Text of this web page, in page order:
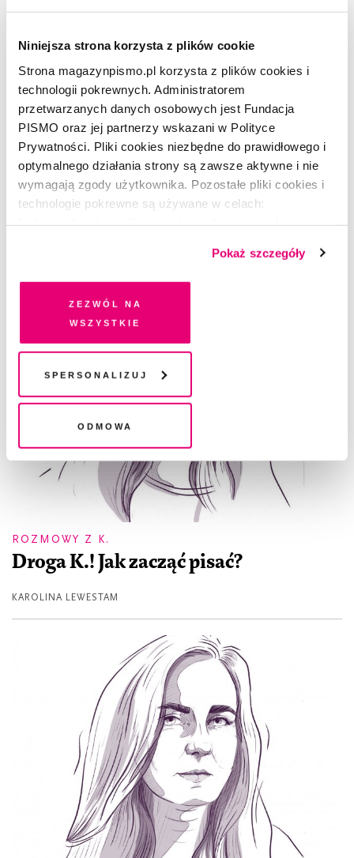
Niniejsza strona korzysta z plików cookie
Strona magazynpismo.pl korzysta z plików cookies i
technologii pokrewnych. Administratorem
przetwarzanych danych osobowych jest Fundacja
PISMO oraz jej partnerzy wskazani w Polityce
Prywatności. Pliki cookies niezbędne do prawidłowego i
optymalnego działania strony są zawsze aktywne i nie
wymagają zgody użytkownika. Pozostałe pliki cookies i
technologie pokrewne są używane w celach:
dobrowolną zgodę na pliki cookies i technologie
pokrewne, zgadzasz się na przechowywanie informacji
na Twoim urządzeniu końcowym lub dostęp do niego i
przetwarzanie danych. Zgodę na wszystkie lub niektóre
chwili wycofać lub ponowić w zakładce "Ustawienia
plików cookie". Wycofanie zgody nie wpływa na
legalność przetwarzania danych przed jej wycofaniem
Pokaż szczegóły
Zezwól na
wszystkie
Spersonalizuj
Odmowa
HISTORIA OSOBISTA
Dzień, w którym nie pogłaskałam
kota
KAROLINA LEWESTAM
ROZMOWY Z K.
Droga K.! Jak zacząć pisać?
KAROLINA LEWESTAM